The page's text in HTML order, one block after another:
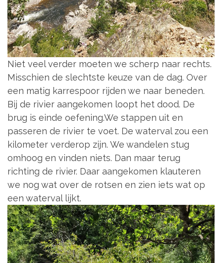
Niet veel verder moeten we scherp naar rechts.
Misschien de slechtste keuze van de dag. Over
een matig karrespoor rijden we naar beneden.
Bij de rivier aangekomen loopt het dood. De
brug is einde oefening.We stappen uit en
passeren de rivier te voet. De waterval zou een
kilometer verderop zijn. We wandelen stug
omhoog en vinden niets. Dan maar terug
richting de rivier. Daar aangekomen klauteren
we nog wat over de rotsen en zien iets wat op
een waterval lijkt.